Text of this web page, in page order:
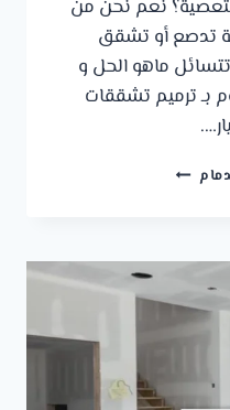
نعم نحن من
تدصع أو تشقق
ماهو الحل و
بـ ترميم تشققات
ترميم
ت:
0541309913
ترميمات